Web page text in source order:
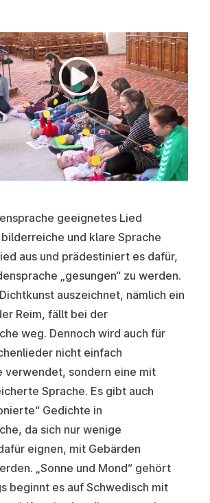
geeignetes Lied
und klare Sprache
aus und prädestiniert es dafür,
„gesungen“ zu werden.
auszeichnet, nämlich ein
Reim, fällt bei der
weg. Dennoch wird auch für
nicht einfach
verwendet, sondern eine mit
Sprache. Es gibt auch
Gedichte in
da sich nur wenige
eignen, mit Gebärden
„Sonne und Mond“ gehört
beginnt es auf Schwedisch mit